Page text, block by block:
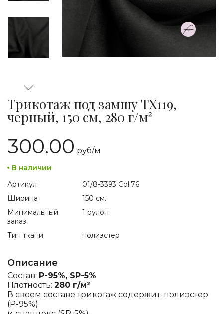
Трикотаж под замшу TX119,
черный, 150 см, 280 г/м²
300.00 руб/м
В наличии
Артикул
01/8-3393 Col.76
Ширина
150 см.
Минимальный
заказ
1 рулон
Тип ткани полиэстер
Описание
Состав: P-95%, SP-5%
Плотность: 280 г/м²
В своем составе трикотаж содержит: полиэстер
(P-95%)